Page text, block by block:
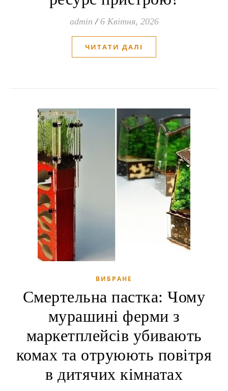
admin / 6 Квітня, 2026
ЧИТАТИ ДАЛІ
ВИБРАНЕ
Смертельна пастка: Чому
мурашині ферми з
маркетплейсів убивають
комах та отруюють повітря
в дитячих кімнатах